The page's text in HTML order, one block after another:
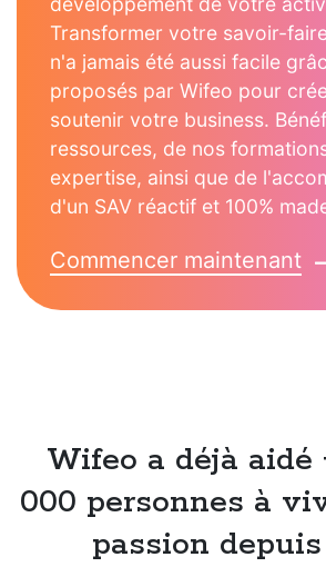
Transformer votre savoir-
n'a jamais été aussi facile
proposés par Wifeo pour
soutenir votre business.
ressources, de nos
expertise, ainsi que de
d'un SAV réactif et 100%
Commencer maintenant
Wifeo a déjà aidé
000 personnes à
passion